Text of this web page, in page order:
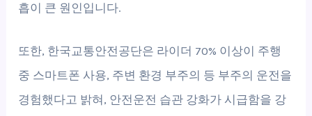
흡이 큰 원인입니다.
또한, 한국교통안전공단은 라이더 70% 이상이 주행
중 스마트폰 사용, 주변 환경 부주의 등 부주의 운전을
경험했다고 밝혀, 안전운전 습관 강화가 시급함을 강